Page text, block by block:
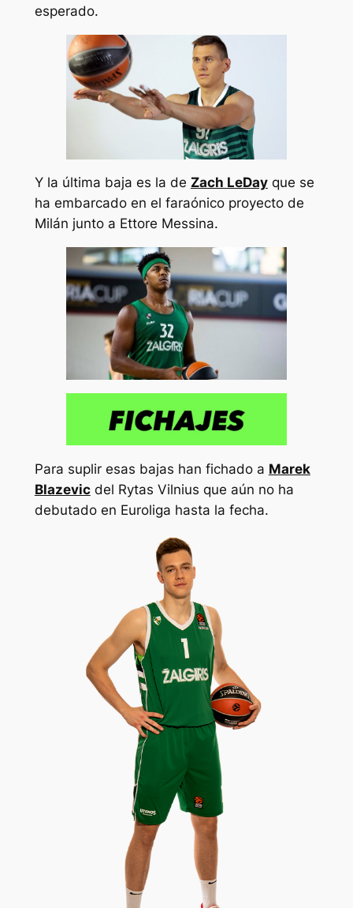
esperado.
Y la última baja es la de Zach LeDayque se
ha embarcado en el faraónico proyecto de
Milán junto a Ettore Messina.
Para suplir esas bajas han fichado a Marek
Blazevicdel Rytas Vilnius que aún no ha
debutado en Euroliga hasta la fecha.